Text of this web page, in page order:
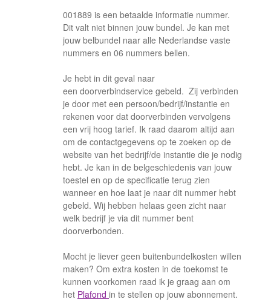
001889 is een betaalde informatie nummer.
Dit valt niet binnen jouw bundel. Je kan met
jouw belbundel naar alle Nederlandse vaste
nummers en 06 nummers bellen.
Je hebt in dit geval naar
een doorverbindservice gebeld. Zij verbinden
je door met een persoon/bedrijf/instantie en
rekenen voor dat doorverbinden vervolgens
een vrij hoog tarief. Ik raad daarom altijd aan
om de contactgegevens op te zoeken op de
website van het bedrijf/de instantie die je nodig
hebt. Je kan in de belgeschiedenis van jouw
toestel en op de specificatie terug zien
wanneer en hoe laat je naar dit nummer hebt
gebeld. Wij hebben helaas geen zicht naar
welk bedrijf je via dit nummer bent
doorverbonden.
Mocht je liever geen buitenbundelkosten willen
maken? Om extra kosten in de toekomst te
kunnen voorkomen raad ik je graag aan om
het Plafond in te stellen op jouw abonnement.